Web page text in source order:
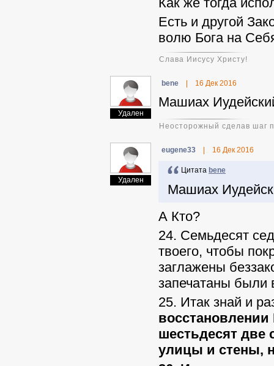
Есть и другой
волю Бога на
Слава Иисусу Христу!
Удален
benе 16 Дек 2016
Машиах
Неосторожный сделав шаг
Удален
eugene33 16 Дек 2016
Цитата benе
Машиах
А Кто?
24. Семьдесят
твоего, чтобы
заглажены
запечатаны были
25. Итак знай и
шестьдесят две
улицы и стены,